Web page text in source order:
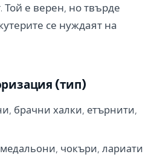
Той е верен, но твърде
се нуждаят на
(тип)
брачни халки, етърнити,
медальони, чокъри, лариати